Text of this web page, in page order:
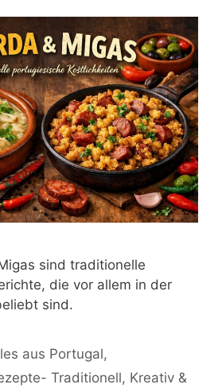
sind traditionelle
die vor allem in der
sind.
aus Portugal,
Traditionell, Kreativ &